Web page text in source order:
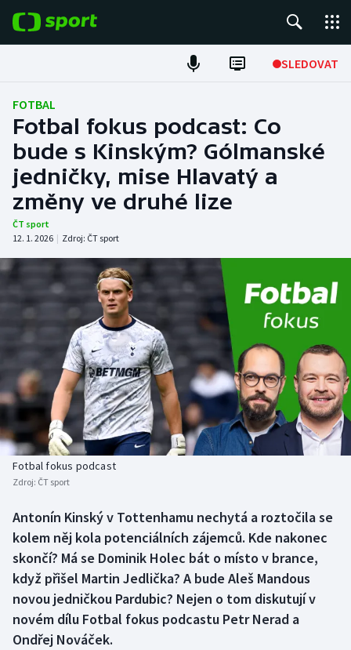
SLEDOVAT
Fotbal
Hokej
Tenis
Atletika
DALŠÍ SPORTY
Americký fotbal
Baseball a softbal
Basketbal
Biatlon
Boby a skeleton
Box
Curling
Dostihy
Florbal
NEPŘEHLÉDNĚTE
Soutěže
Historické návraty
Aplikace ČT sport
AZ kvíz
FOTBAL
Fotbal fokus podcast: Co
bude s Kinským? Gólmanské
jedničky, mise Hlavatý a
změny ve druhé lize
ČT sport
12. 1. 2026 | Zdroj: ČT sport
Fotbal fokus podcast
Zdroj: ČT sport
Antonín Kinský v Tottenhamu nechytá a roztočila se
kolem něj kola potenciálních zájemců. Kde nakonec
skončí? Má se Dominik Holec bát o místo v brance,
když přišel Martin Jedlička? A bude Aleš Mandous
novou jedničkou Pardubic? Nejen o tom diskutují v
novém dílu Fotbal fokus podcastu Petr Nerad a
Ondřej Nováček.